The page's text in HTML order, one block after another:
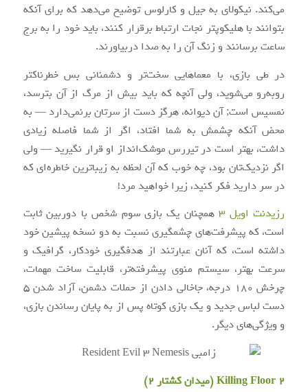
می‌کند. نیکولای به جیل و کارلوس توضیح می‌دهد که برای آنکه
بتوانند با هلیکوپتر نجات ارتباط برقرار کنند، باید خود را به برج
ساعت برسانند و زنگ آن را به صدا دربیاورند.
در طی بازی، با معماهایی سخت‌تر و دشمنانی بس خطرناکتر
روبه‌رو می‌شوید، ولی آنچه که باید بیش از مرگ از آن بترسد،
نمسیس است; آن دیوانه، هرگز دست از سرتان برنمی‌دارد — به
محض آنکه چشمش به شما افتاد، اگر از شما فاصله زیادی
داشت، بهتر است در تیررس موشک‌انداز او قرار نگیرید — ولی
اگر نزدیک‌تان بود، چه خوب که آن لحظه به زیباترین خاطره‌ای که
در سر دارید فکر کنید، زیرا خواهید مرد!
رزیدنت اویل ۳
همچنان یک بازی سوم شخص با دوربین ثابت
است، که پیشرفت‌های چشمگیری نسبت به دو نسخه پیشین خود
داشته است، که آنان عبارتند از هدفگیری خودکار، گرافیک و
سرعت بهتر، سیستم منوی پیشرفته‌تر، قابلیت ساخت مهمات،
چرخش ۱۸۰ درجه، جاخالی دادن از حملات دشمن، آزاد شدن ۵
دست لباس جدید و یک بازی کوتاه پس از به پایان رساندن بازی،
و ویژگی‌های دیگر.
Killing Floor 2 (میدان کشتار ۲)